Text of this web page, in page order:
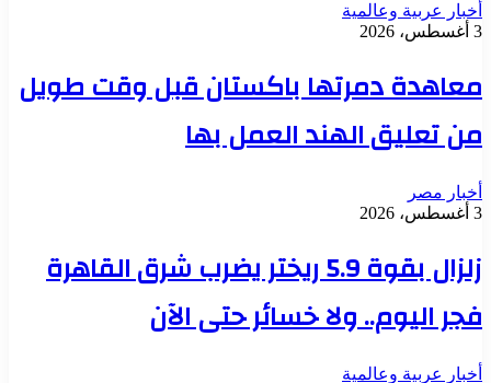
أخبار عربية وعالمية
3 أغسطس، 2026
معاهدة دمرتها باكستان قبل وقت طويل
من تعليق الهند العمل بها
أخبار مصر
3 أغسطس، 2026
زلزال بقوة 5.9 ريختر يضرب شرق القاهرة
فجر اليوم.. ولا خسائر حتى الآن
أخبار عربية وعالمية